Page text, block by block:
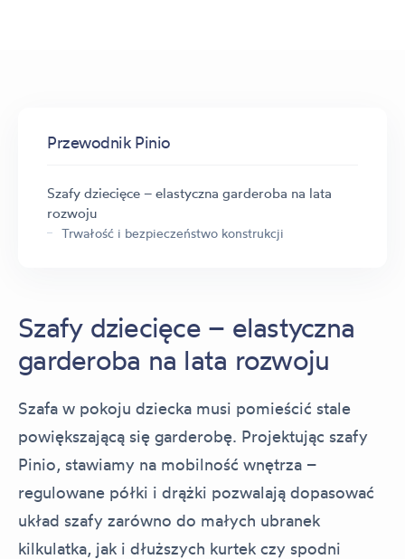
Przewodnik Pinio
Szafy dziecięce – elastyczna garderoba na lata
rozwoju
Trwałość i bezpieczeństwo konstrukcji
Szafy dziecięce – elastyczna
garderoba na lata rozwoju
Szafa w pokoju dziecka musi pomieścić stale
powiększającą się garderobę. Projektując szafy
Pinio, stawiamy na mobilność wnętrza –
regulowane półki i drążki pozwalają dopasować
układ szafy zarówno do małych ubranek
kilkulatka, jak i dłuższych kurtek czy spodni